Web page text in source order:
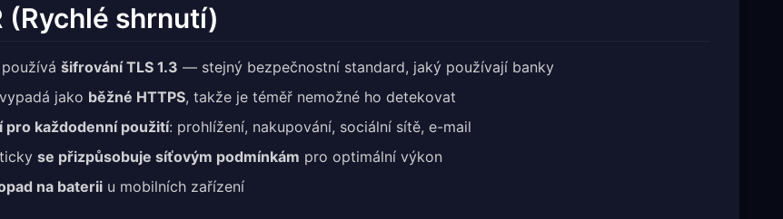
(Rychlé shrnutí)
šifrování TLS 1.3 — stejný bezpečnostní standard, jaký používají banky
jako běžné HTTPS, takže je téměř nemožné ho detekovat
pro každodenní použití: prohlížení, nakupování, sociální sítě, e-mail
se přizpůsobuje síťovým podmínkám pro optimální výkon
na baterii u mobilních zařízení